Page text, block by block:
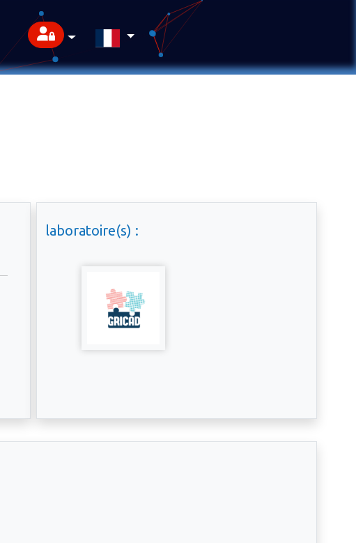
laboratoire(s) :